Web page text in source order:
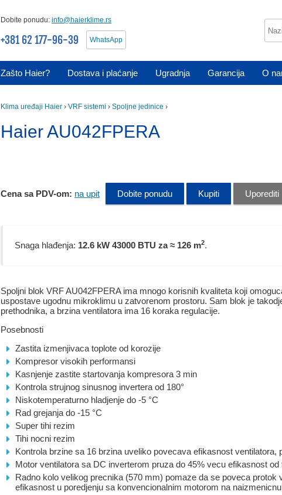
Dobite ponudu: info@haierklime.rs
+381 62 177-96-39 WhatsApp
Zašto Haier? Dostava i plaćanje Ugradnja Garancija O
Klima uređaji Haier › VRF sistemi › Spoljne jedinice ›
Haier AU042FPERA
Cena sa PDV-om: na upit Dobite ponudu Kupiti Uporediti
Snaga hlađenja: 12.6 kW 43000 BTU za ≈ 126 m2.
Spoljni blok VRF AU042FPERA ima mnogo korisnih kvaliteta koji
uspostave ugodnu mikroklimu u zatvorenom prostoru. Sam blok je
prethodnika, a brzina ventilatora ima 16 koraka regulacije.
Posebnosti
Zastita izmenjivaca toplote od korozije
Kompresor visokih performansi
Kasnjenje zastite startovanja kompresora 3 min
Kontrola strujnog sinusnog invertera od 180°
Niskotemperaturno hladjenje do -5 °C
Rad grejanja do -15 °C
Super tihi rezim
Tihi nocni rezim
Kontrola brzine sa 16 brzina uveliko povecava efikasnost ventilatora,
Motor ventilatora sa DC inverterom pruza do 45% vecu efikasnost
Radno kolo velikog precnika (570 mm) pomaze da se poveca protok
efikasnost u poredjenju sa konvencionalnim motorom na